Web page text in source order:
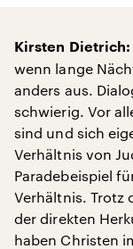
Kirsten Dietrich:
wenn lange
anders aus.
schwierig. Vor
sind und sich
Verhältnis von
Paradebeispiel
Verhältnis. Trotz
der direkten
haben Christen